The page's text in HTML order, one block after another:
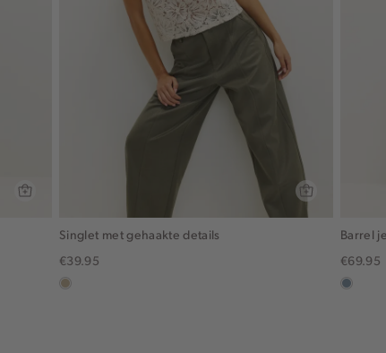
Singlet met gehaakte details
€39.95
lichtzand
Barrel
€69.95
dusty